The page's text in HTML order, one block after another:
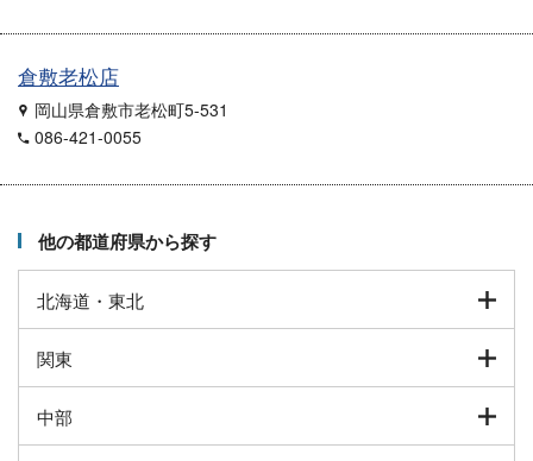
倉敷老松店
岡山県倉敷市老松町5-531
086-421-0055
他の都道府県から探す
北海道・東北
関東
中部